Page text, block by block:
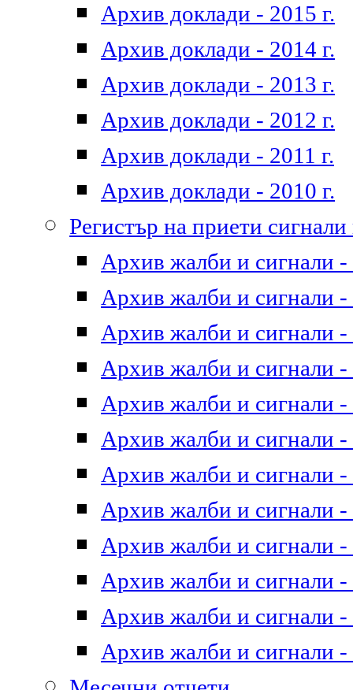
Архив доклади - 2015 г.
Архив доклади - 2014 г.
Архив доклади - 2013 г.
Архив доклади - 2012 г.
Архив доклади - 2011 г.
Архив доклади - 2010 г.
Регистър на приети
Архив жалби и сигнали -
Архив жалби и сигнали -
Архив жалби и сигнали -
Архив жалби и сигнали -
Архив жалби и сигнали -
Архив жалби и сигнали -
Архив жалби и сигнали -
Архив жалби и сигнали -
Архив жалби и сигнали -
Архив жалби и сигнали -
Архив жалби и сигнали -
Архив жалби и сигнали -